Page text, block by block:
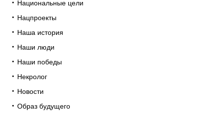
Национальные цели
Нацпроекты
Наша история
Наши люди
Наши победы
Некролог
Новости
Образ будущего